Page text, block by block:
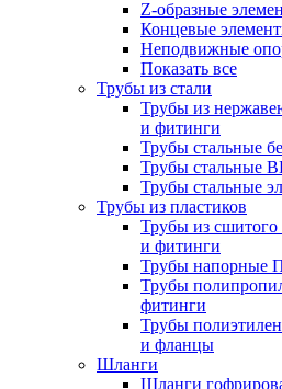
Z-образные
Концевые
Неподвижные
Показать все
Трубы из стали
Трубы из
и фитинги
Трубы стальные
Трубы стальные
Трубы стальные
Трубы из пластиков
Трубы из сшитого
и фитинги
Трубы
Трубы
фитинги
Трубы
и фланцы
Шланги
Шланги